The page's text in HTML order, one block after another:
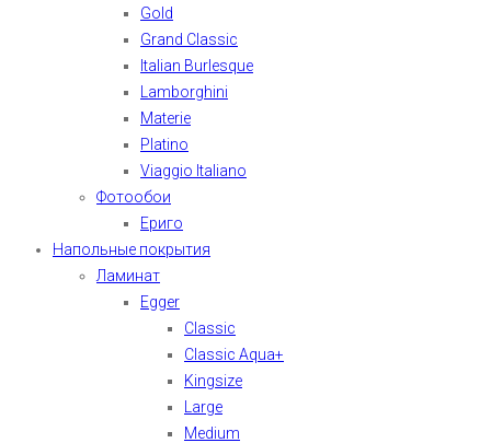
Gold
Grand Classic
Italian Burlesque
Lamborghini
Materie
Platino
Viaggio Italiano
Фотообои
Ериго
Напольные покрытия
Ламинат
Egger
Classic
Classic Aqua+
Kingsize
Large
Medium